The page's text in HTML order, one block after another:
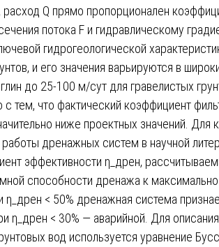
расход Q прямо пропорционален
потока F и гидравлическому
гидрогеологической
и его значения варьируются в
до 25-100 м/сут для гравелистых
тем, что фактический коэффициент
ниже проектных значений. Для
дренажных систем в научной
эффективности η_дрен,
способности дренажа к
η_дрен < 50% дренажная система
η_дрен < 30% — аварийной. Для
вод используется уравнение